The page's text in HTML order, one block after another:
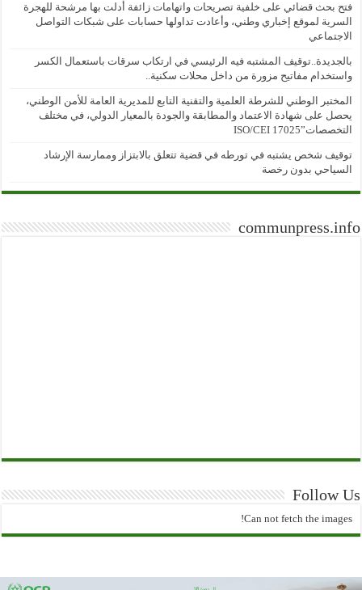
فتح بحث قضائي على خلفية تصريحات واتهامات زائفة أدلت بها مرشحة للهجرة
السرية لموقع إخباري وطني، وأعادت تداولها حسابات على شبكات التواصل
الاجتماعي
بالجديدة..توقيف المشتبه فيه الرئيسي في ارتكاب سرقات باستعمال الكسر
واستخدام مفاتيح مزورة من داخل محلات سكنية..
المختبر الوطني للشرطة العلمية والتقنية التابع للمديرية العامة للأمن الوطني،
يحصل على شهادة الاعتماد والمطابقة والجودة بالمعيار الدولي، في مختلف
التخصصات”ISO/CEI 17025
توقيف شخص يشتبه في تورطه في قضية تتعلق بالابتزاز وممارسة الإرشاد
السياحي بدون رخصة
communpress.info
Follow Us
Can not fetch the images!